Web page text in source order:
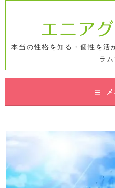
ス
ッ
エニア
本当の性格を知る・個性を活
ラ